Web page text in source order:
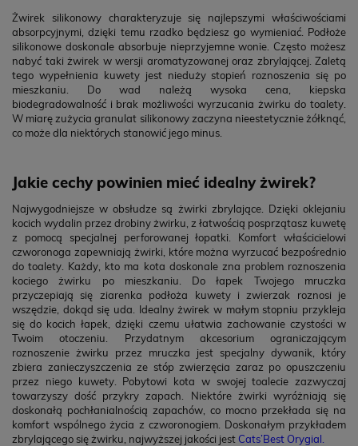
Żwirek silikonowy charakteryzuje się najlepszymi właściwościami
absorpcyjnymi, dzięki temu rzadko będziesz go wymieniać. Podłoże
silikonowe doskonale absorbuje nieprzyjemne wonie. Często możesz
nabyć taki żwirek w wersji aromatyzowanej oraz zbrylającej. Zaletą
tego wypełnienia kuwety jest nieduży stopień roznoszenia się po
mieszkaniu. Do wad należą wysoka cena, kiepska
biodegradowalność i brak możliwości wyrzucania żwirku do toalety.
W miarę zużycia granulat silikonowy zaczyna nieestetycznie żółknąć,
co może dla niektórych stanowić jego minus.
Jakie cechy powinien mieć idealny żwirek?
Najwygodniejsze w obsłudze są żwirki zbrylające. Dzięki oklejaniu
kocich wydalin przez drobiny żwirku, z łatwością posprzątasz kuwetę
z pomocą specjalnej perforowanej łopatki. Komfort właścicielowi
czworonoga zapewniają żwirki, które można wyrzucać bezpośrednio
do toalety. Każdy, kto ma kota doskonale zna problem roznoszenia
kociego żwirku po mieszkaniu. Do łapek Twojego mruczka
przyczepiają się ziarenka podłoża kuwety i zwierzak roznosi je
wszędzie, dokąd się uda. Idealny żwirek w małym stopniu przykleja
się do kocich łapek, dzięki czemu ułatwia zachowanie czystości w
Twoim otoczeniu. Przydatnym akcesorium ograniczającym
roznoszenie żwirku przez mruczka jest specjalny dywanik, który
zbiera zanieczyszczenia ze stóp zwierzęcia zaraz po opuszczeniu
przez niego kuwety. Pobytowi kota w swojej toalecie zazwyczaj
towarzyszy dość przykry zapach. Niektóre żwirki wyróżniają się
doskonałą pochłanialnością zapachów, co mocno przekłada się na
komfort wspólnego życia z czworonogiem. Doskonałym przykładem
zbrylającego się żwirku, najwyższej jakości jest Cats’Best Orygial